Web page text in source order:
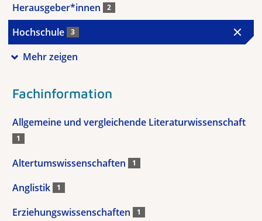
Herausgeber*innen 2
Hochschule 3
Mehr zeigen
Fachinformation
Allgemeine und vergleichende Literaturwissenschaft
1
Altertumswissenschaften 1
Anglistik 1
Erziehungswissenschaften 1